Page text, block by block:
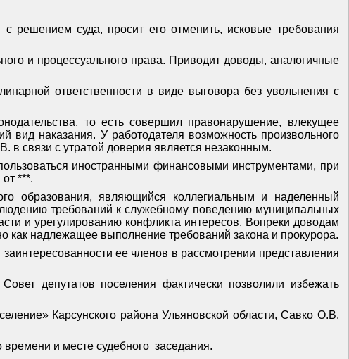
с решением суда, просит его отменить, исковые требования
и процессуального права. Приводит доводы, аналогичные
ответственности в виде выговора без увольнения с
то есть совершил правонарушение, влекущее
наказания. У работодателя возможность произвольного
связи с утратой доверия является незаконным.
иностранными финансовыми инструментами, при
***.
образования, являющийся коллегиальным и наделенный
требований к служебному поведению муниципальных
и урегулированию конфликта интересов. Вопреки доводам
как надлежащее выполнение требований закона и прокурора.
ее членов в рассмотрении представления
депутатов поселения фактически позволили избежать
Карсунского района Ульяновской области, Савко О.В.
и месте судебного заседания.